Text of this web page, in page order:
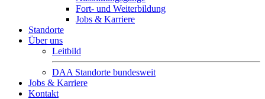
Fort- und Weiterbildung
Jobs & Karriere
Standorte
Über uns
Leitbild
DAA Standorte bundesweit
Jobs & Karriere
Kontakt